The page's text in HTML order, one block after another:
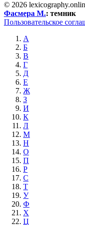
© 2026
Фасмера М.: темник
Пользовательское
А
Б
В
Г
Д
Е
Ж
З
И
К
Л
М
Н
О
П
Р
С
Т
У
Ф
Х
Ц